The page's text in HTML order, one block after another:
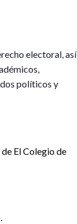
electoral, así
políticos y
El Colegio de